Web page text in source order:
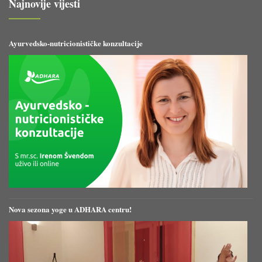
Najnovije vijesti
Ayurvedsko-nutricionističke konzultacije
Nova sezona yoge u ADHARA centru!